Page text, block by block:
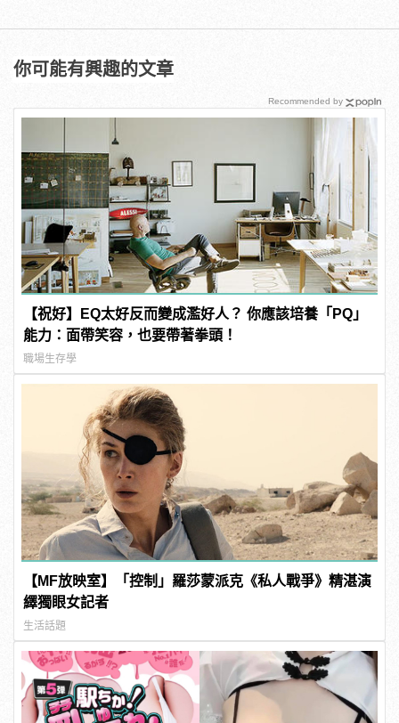
你可能有興趣的文章
【祝好】EQ太好反而變成濫好人？ 你應該培養「PQ」
能力：面帶笑容，也要帶著拳頭！
職場生存學
【MF放映室】「控制」羅莎蒙派克《私人戰爭》精湛演
繹獨眼女記者
生活話題
Recommended by